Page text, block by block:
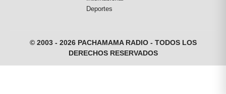
Deportes
© 2003 - 2026 PACHAMAMA RADIO - TODOS LOS
DERECHOS RESERVADOS